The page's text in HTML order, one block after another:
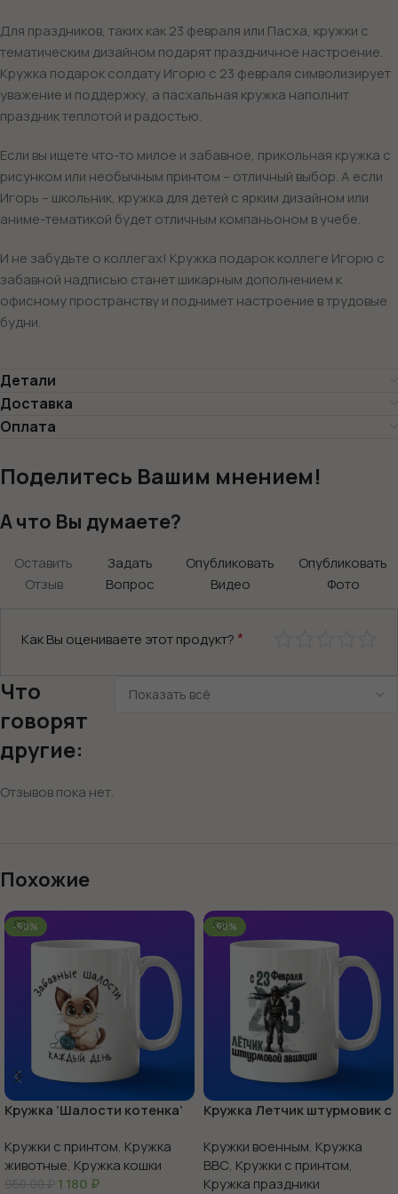
Для праздников, таких как 23 февраля или Пасха, кружки с
тематическим дизайном подарят праздничное настроение.
Кружка подарок солдату Игорю с 23 февраля символизирует
уважение и поддержку, а пасхальная кружка наполнит
праздник теплотой и радостью.
Если вы ищете что-то милое и забавное, прикольная кружка с
рисунком или необычным принтом – отличный выбор. А если
Игорь – школьник, кружка для детей с ярким дизайном или
аниме-тематикой будет отличным компаньоном в учебе.
И не забудьте о коллегах! Кружка подарок коллеге Игорю с
забавной надписью станет шикарным дополнением к
офисному пространству и поднимет настроение в трудовые
будни.
Детали
Доставка
Оплата
Поделитесь Вашим мнением!
А что Вы думаете?
Оставить
Отзыв
Задать
Вопрос
Опубликовать
Видео
Опубликовать
Фото
Как Вы оцениваете этот продукт? *
Что
говорят
другие:
Отзывов пока нет.
Похожие
-60%
Кружка ‘Шалости котенка’
Кружки с принтом, Кружка
животные, Кружка кошки
950,00₽ 1 180 ₽
-60%
Кружка Летчик штурмовик с
Кружки военным, Кружка
ВВС, Кружки с принтом,
Кружка праздники